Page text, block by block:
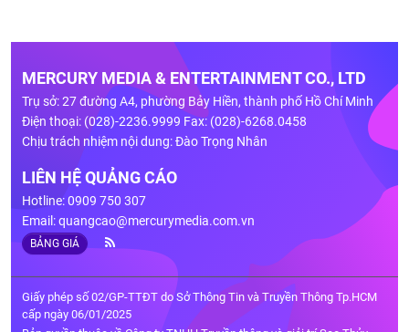
MERCURY MEDIA & ENTERTAINMENT CO., LTD
Trụ sở: 27 đường A4, phường Bảy Hiền, thành phố Hồ Chí Minh
Điện thoại: (028)-2236.9999 Fax: (028)-6268.0458
Chịu trách nhiệm nội dung: Đào Trọng Nhân
LIÊN HỆ QUẢNG CÁO
Hotline: 0909 750 307
Email:quangcao@mercurymedia.com.vn
BẢNG GIÁ
Giấy phép số 02/GP-TTĐT do Sở Thông Tin và Truyền Thông Tp.HCM
cấp ngày 06/01/2025